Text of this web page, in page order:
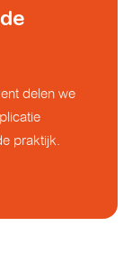
delen we
praktijk.